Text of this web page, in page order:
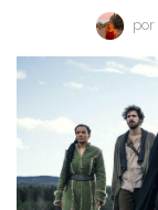
por